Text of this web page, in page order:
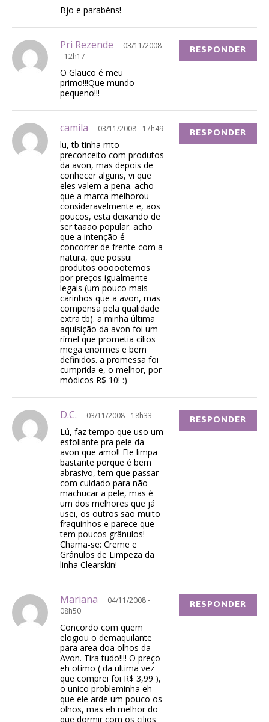
Bjo e parabéns!
Pri Rezende
03/11/2008
- 12h17
O Glauco é meu
primo!!!Que mundo
pequeno!!!
RESPONDER
camila 03/11/2008 - 17h49
lu, tb tinha mto
preconceito com produtos
da avon, mas depois de
conhecer alguns, vi que
eles valem a pena. acho
que a marca melhorou
consideravelmente e, aos
poucos, esta deixando de
ser tããão popular. acho
que a intenção é
concorrer de frente com a
natura, que possui
produtos oooootemos
por preços igualmente
legais (um pouco mais
carinhos que a avon, mas
compensa pela qualidade
extra tb). a minha última
aquisição da avon foi um
rímel que prometia cílios
mega enormes e bem
definidos. a promessa foi
cumprida e, o melhor, por
módicos R$ 10! :)
RESPONDER
D.C. 03/11/2008 - 18h33
Lú, faz tempo que uso um
esfoliante pra pele da
avon que amo!! Ele limpa
bastante porque é bem
abrasivo, tem que passar
com cuidado para não
machucar a pele, mas é
um dos melhores que já
usei, os outros são muito
fraquinhos e parece que
tem poucos grânulos!
Chama-se: Creme e
Grânulos de Limpeza da
linha Clearskin!
RESPONDER
Mariana
04/11/2008 -
08h50
Concordo com quem
elogiou o demaquilante
para area doa olhos da
Avon. Tira tudo!!!! O preço
eh otimo ( da ultima vez
que comprei foi R$ 3,99 ),
o unico probleminha eh
que ele arde um pouco os
olhos, mas eh melhor do
que dormir com os cilios
RESPONDER